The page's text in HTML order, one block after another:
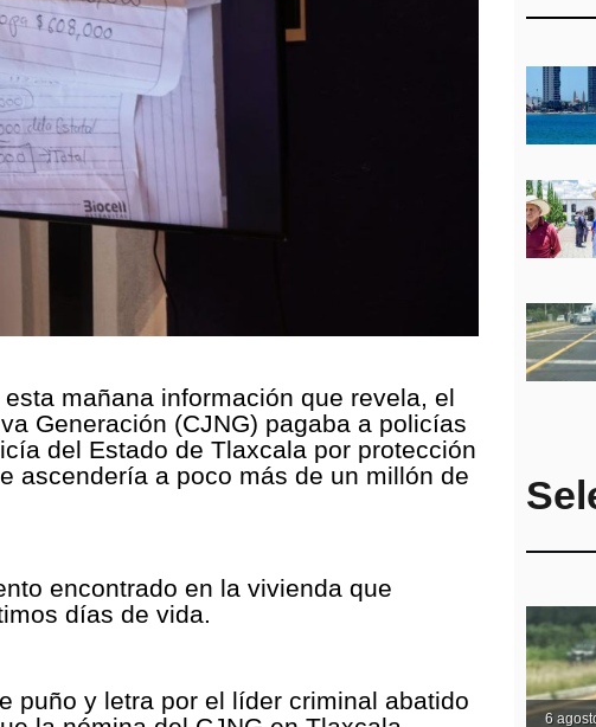
mañana información que revela, el
Generación (CJNG) pagaba a policías
del Estado de Tlaxcala por protección
ascendería a poco más de un millón de
encontrado en la vivienda que
días de vida.
puño y letra por el líder criminal abatido
6